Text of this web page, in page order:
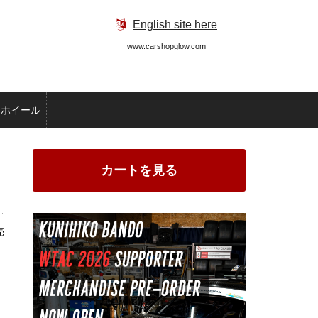
English site here
www.carshopglow.com
ホイール
カートを見る